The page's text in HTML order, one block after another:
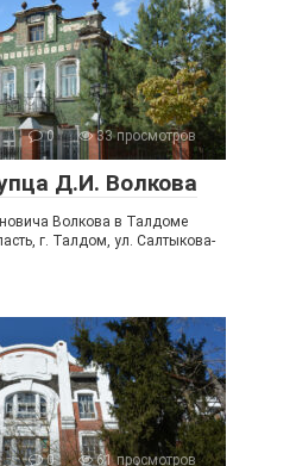
0 33 просмотров
Д.И. Волкова
Волкова в Талдоме
г. Талдом, ул. Салтыкова-
0 61 просмотров